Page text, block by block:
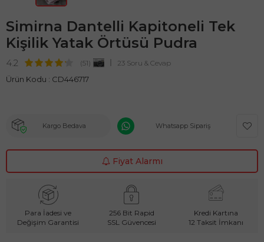
Simirna Dantelli Kapitoneli Tek
Kişilik Yatak Örtüsü Pudra
4.2 (51) 23 Soru & Cevap
Ürün Kodu : CD446717
Kargo Bedava Whatsapp Sipariş
Fiyat Alarmı
Para İadesi ve
Değişim Garantisi
256 Bit Rapid
SSL Güvencesi
Kredi Kartına
12 Taksit İmkanı